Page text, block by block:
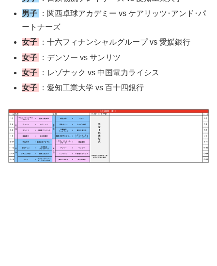
男子
：関西卓球アカデミー vs ケアリッツ･アンド･パ
ートナーズ
女子
：十六フィナンシャルグループ vs 愛媛銀行
女子
：デンソー vs サンリツ
女子
：レゾナック vs 中国電力ライシス
女子
：愛知工業大学 vs 百十四銀行